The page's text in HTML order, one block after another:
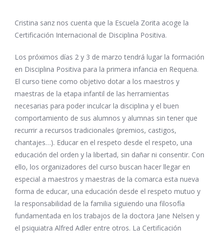
Cristina sanz nos cuenta que la Escuela Zorita acoge la
Certificación Internacional de Disciplina Positiva.
Los próximos días 2 y 3 de marzo tendrá lugar la formación
en Disciplina Positiva para la primera infancia en Requena.
El curso tiene como objetivo dotar a los maestros y
maestras de la etapa infantil de las herramientas
necesarias para poder inculcar la disciplina y el buen
comportamiento de sus alumnos y alumnas sin tener que
recurrir a recursos tradicionales (premios, castigos,
chantajes…). Educar en el respeto desde el respeto, una
educación del orden y la libertad, sin dañar ni consentir. Con
ello, los organizadores del curso buscan hacer llegar en
especial a maestros y maestras de la comarca esta nueva
forma de educar, una educación desde el respeto mutuo y
la responsabilidad de la familia siguiendo una filosofía
fundamentada en los trabajos de la doctora Jane Nelsen y
el psiquiatra Alfred Adler entre otros. La Certificación